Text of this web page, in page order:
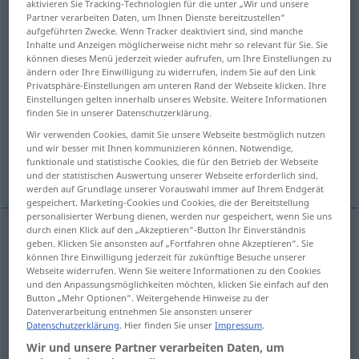
Übersicht aller Übersetzungen
(Für mehr Details die Übersetzung anklicken/antippen)
Platz, Raum, Stelle Sitzplatz, Sitz, Karte
Stelle, Anstellung, Posten Platz, Rang
Platz Platz, Ort Börsenplatz
Platzm place
Raumm place
Stellef place
aktivieren Sie Tracking-Technologien für die unter „Wir und unsere
Partner verarbeiten Daten, um Ihnen Dienste bereitzustellen“
aufgeführten Zwecke. Wenn Tracker deaktiviert sind, sind manche
Inhalte und Anzeigen möglicherweise nicht mehr so relevant für Sie. Sie
können dieses Menü jederzeit wieder aufrufen, um Ihre Einstellungen zu
ändern oder Ihre Einwilligung zu widerrufen, indem Sie auf den Link
Privatsphäre-Einstellungen am unteren Rand der Webseite klicken. Ihre
Einstellungen gelten innerhalb unseres Website. Weitere Informationen
finden Sie in unserer Datenschutzerklärung.
Wir verwenden Cookies, damit Sie unsere Webseite bestmöglich nutzen
und wir besser mit Ihnen kommunizieren können. Notwendige,
funktionale und statistische Cookies, die für den Betrieb der Webseite
und der statistischen Auswertung unserer Webseite erforderlich sind,
werden auf Grundlage unserer Vorauswahl immer auf Ihrem Endgerät
gespeichert. Marketing-Cookies und Cookies, die der Bereitstellung
personalisierter Werbung dienen, werden nur gespeichert, wenn Sie uns
durch einen Klick auf den „Akzeptieren“-Button Ihr Einverständnis
geben. Klicken Sie ansonsten auf „Fortfahren ohne Akzeptieren“. Sie
können Ihre Einwilligung jederzeit für zukünftige Besuche unserer
Webseite widerrufen. Wenn Sie weitere Informationen zu den Cookies
und den Anpassungsmöglichkeiten möchten, klicken Sie einfach auf den
Button „Mehr Optionen“. Weitergehende Hinweise zu der
Datenverarbeitung entnehmen Sie ansonsten unserer
Datenschutzerklärung. Hier finden Sie unserImpressum.
Wir und unsere Partner verarbeiten Daten, um